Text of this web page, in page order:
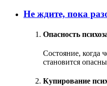
Не ждите, пока
Опасность
Состояние, когда
становится
Купирование